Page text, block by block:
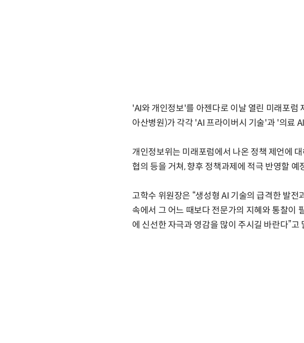
'AI와 개인정보'를 아젠다로 이날 열린 미래포럼
아산병원)가 각각 'AI 프라이버시 기술'과 '의료
개인정보위는 미래포럼에서 나온 정책 제언에
협의 등을 거쳐, 향후 정책과제에 적극 반영할 예
고학수 위원장은 “생성형 AI 기술의 급격한 발
속에서 그 어느 때보다 전문가의 지혜와 통찰이
에 신선한 자극과 영감을 많이 주시길 바란다”고